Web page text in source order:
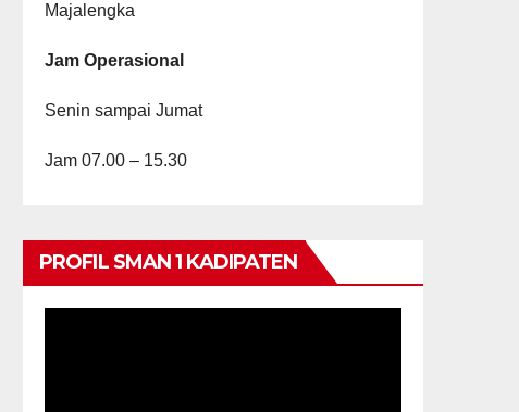
Majalengka
Jam Operasional
Senin sampai Jumat
Jam 07.00 – 15.30
PROFIL SMAN 1 KADIPATEN